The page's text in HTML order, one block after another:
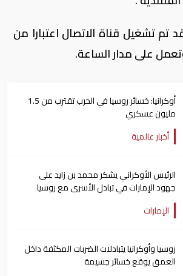
تم تشغيل قناة الاتصال اعتبارا من
أوكرانيا: خسائر روسيا في الحرب تقترب من 1.5
مليون عسكري
أخبار عالمية
الرئيس الأوكراني يشكر محمد بن زايد على
جهود الإمارات في تبادل الأسرى مع روسيا
الإمارات
روسيا وأوكرانيا يتبادلات الضربات المكثفة داخل
العمق يوقع خسائر جسيمة